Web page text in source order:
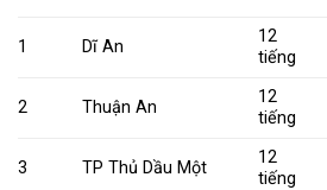
1 Dĩ An
12
tiếng
2 Thuận An
12
tiếng
3 TP Thủ Dầu Một
12
tiếng